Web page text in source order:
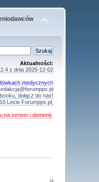
Aktualności:
z dnia 2025-12-02
medycznych
dołącz do nas!
16 Lecie Forumpps.pl,
na serwer i domenę.